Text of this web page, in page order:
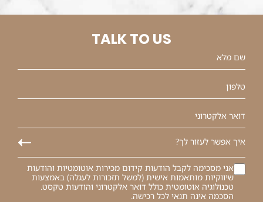
TALK TO US
אני מסכימה לקבל הודעות קידום מכירות אוטומטיות והודעות
שיווקיות מותאמות אישית (למשל תזכורות לעגלה) באמצעות
טכנולוגיה אוטומטית כולל דואר אלקטרוני והודעות טקסט.
הסכמה אינה תנאי לכל רכישה.